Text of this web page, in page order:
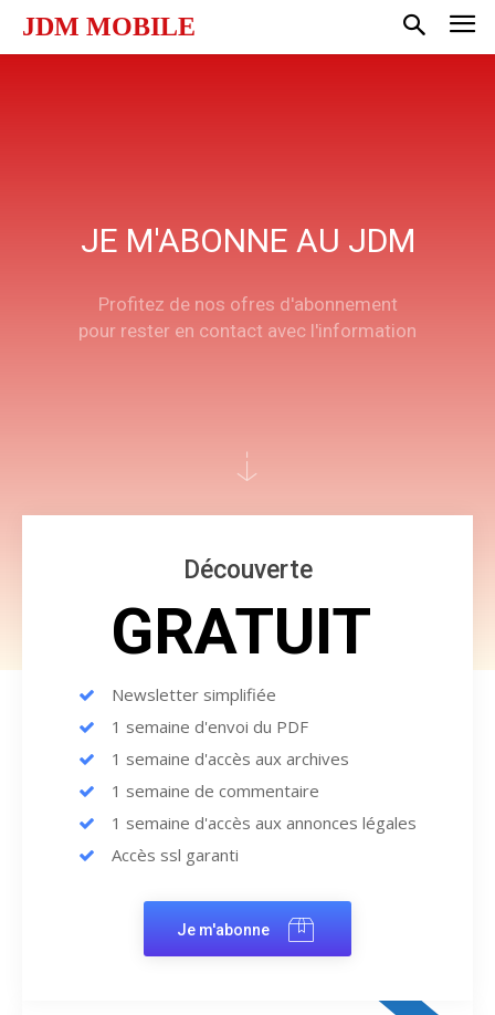
JDM MOBILE
JE M'ABONNE AU JDM
Profitez de nos ofres d'abonnement
pour rester en contact avec l'information
Découverte
GRATUIT
Newsletter simplifiée
1 semaine d'envoi du PDF
1 semaine d'accès aux archives
1 semaine de commentaire
1 semaine d'accès aux annonces légales
Accès ssl garanti
Je m'abonne